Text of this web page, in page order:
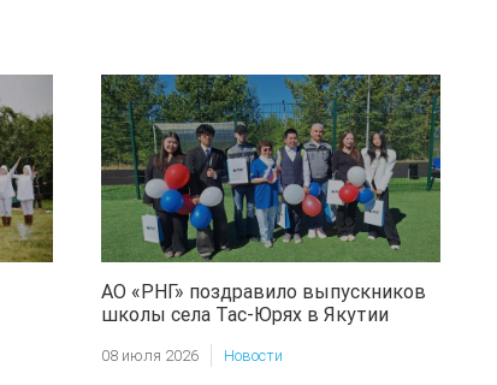
АО «РНГ» поздравило выпускников
школы села Тас-Юрях в Якутии
08 июля 2026 Новости